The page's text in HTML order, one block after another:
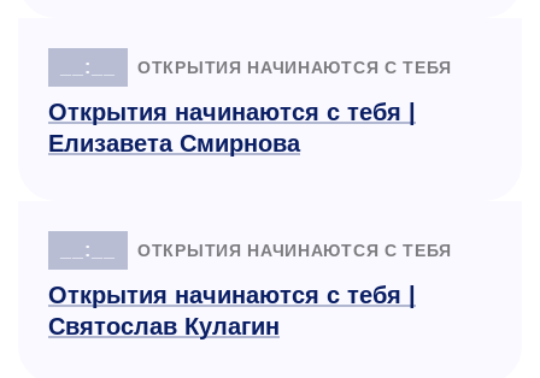
__:__ ОТКРЫТИЯ НАЧИНАЮТСЯ С ТЕБЯ
Открытия начинаются с тебя |
Елизавета Смирнова
__:__ ОТКРЫТИЯ НАЧИНАЮТСЯ С ТЕБЯ
Открытия начинаются с тебя |
Святослав Кулагин